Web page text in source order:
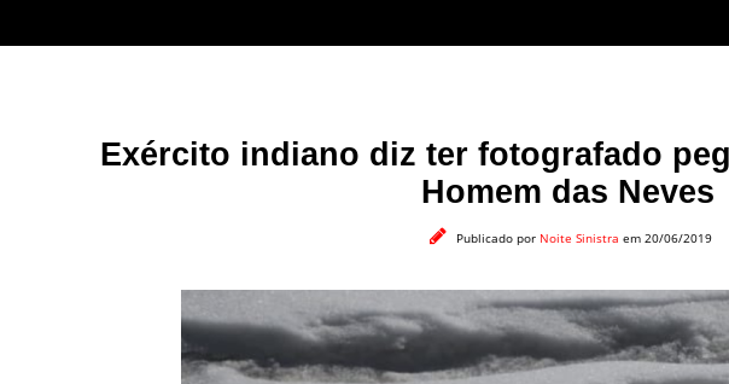
Exército indiano diz ter fotografado
Homem das Neves
Publicado por Noite Sinistra em 20/06/2019